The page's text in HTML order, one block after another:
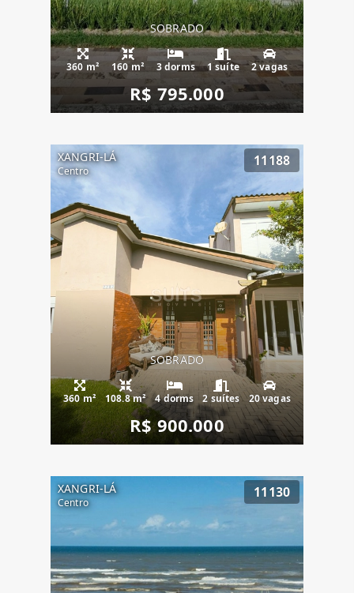
SOBRADO
360 m² 160 m² 3 dorms 1 suíte 2 vagas
R$ 795.000
XANGRI-LÁ
Centro
11188
SOBRADO
360 m² 108.8 m² 4 dorms 2 suítes 20 vagas
R$ 900.000
XANGRI-LÁ
Centro
11130